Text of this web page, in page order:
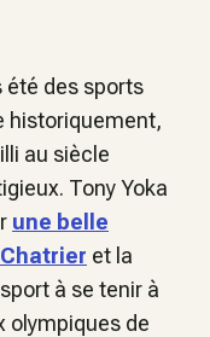
été des sports
historiquement,
au siècle
Tony Yoka
une belle
et la
à se tenir à
olympiques de